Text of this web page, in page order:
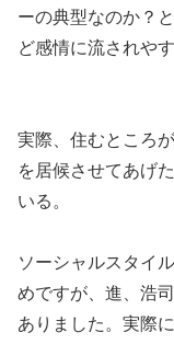
ーの典型なのか？
ど感情に流されやす
実際、住むところ
を居候させてあげ
いる。
ソーシャルスタイ
めですが、進、浩
ありました。実際